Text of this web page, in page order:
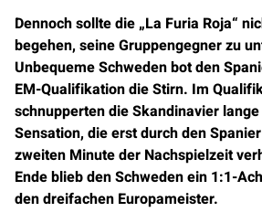
Dennoch sollte die „La Furia Roja“
begehen, seine Gruppengegner zu
Unbequeme Schweden bot den
EM-Qualifikation die Stirn. Im
schnupperten die Skandinavier
Sensation, die erst durch den
zweiten Minute der Nachspielzeit
Ende blieb den Schweden ein 1:1-
den dreifachen Europameister.